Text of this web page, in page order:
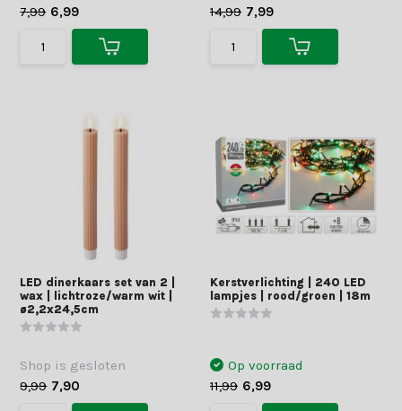
7,99 6,99
14,99 7,99
LED dinerkaars set van 2 |
wax | lichtroze/warm wit |
ø2,2x24,5cm
Shop is gesloten
9,99 7,90
Kerstverlichting | 240 LED
lampjes | rood/groen | 18m
Op voorraad
11,99 6,99